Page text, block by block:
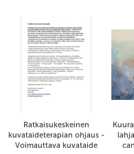
Ratkaisukeskeinen
kuvataideterapian ohjaus -
Voimauttava kuvataide